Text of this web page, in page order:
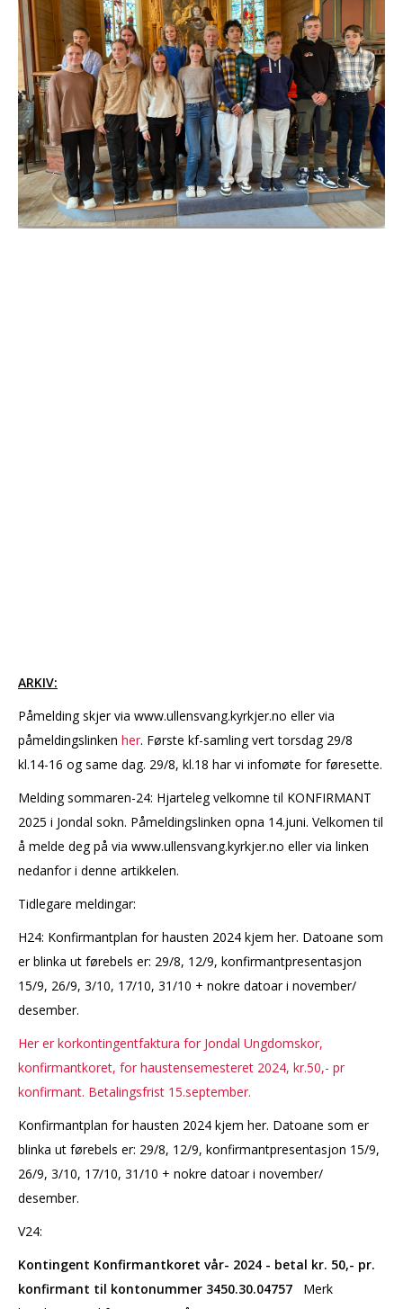
ARKIV:
Påmelding skjer via www.ullensvang.kyrkjer.no eller via
påmeldingslinken her. Første kf-samling vert torsdag 29/8
kl.14-16 og same dag. 29/8, kl.18 har vi infomøte for føresette.
Melding sommaren-24: Hjarteleg velkomne til KONFIRMANT
2025 i Jondal sokn. Påmeldingslinken opna 14.juni. Velkomen til
å melde deg på via www.ullensvang.kyrkjer.no eller via linken
nedanfor i denne artikkelen.
Tidlegare meldingar:
H24: Konfirmantplan for hausten 2024 kjem her. Datoane som
er blinka ut førebels er: 29/8, 12/9, konfirmantpresentasjon
15/9, 26/9, 3/10, 17/10, 31/10 + nokre datoar i november/
desember.
Her er korkontingentfaktura for Jondal Ungdomskor,
konfirmantkoret, for haustensemesteret 2024, kr.50,- pr
konfirmant. Betalingsfrist 15.september.
Konfirmantplan for hausten 2024 kjem her. Datoane som er
blinka ut førebels er: 29/8, 12/9, konfirmantpresentasjon 15/9,
26/9, 3/10, 17/10, 31/10 + nokre datoar i november/
desember.
V24:
Kontingent Konfirmantkoret vår- 2024 - betal kr. 50,- pr.
konfirmant til kontonummer 3450.30.04757 Merk